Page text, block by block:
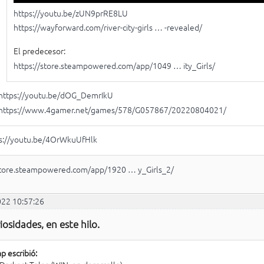
https://youtu.be/zUN9prRE8LU
https://wayforward.com/river-city-girls … -revealed/
El predecesor:
https://store.steampowered.com/app/1049 … ity_Girls/
youtu.be/dOG_DemrIkU
www.4gamer.net/games/578/G057867/20220804021/
youtu.be/4OrWkuUfHlk
app/1920 … y_Girls_2/
10:57:26
en este hilo.
escribió: